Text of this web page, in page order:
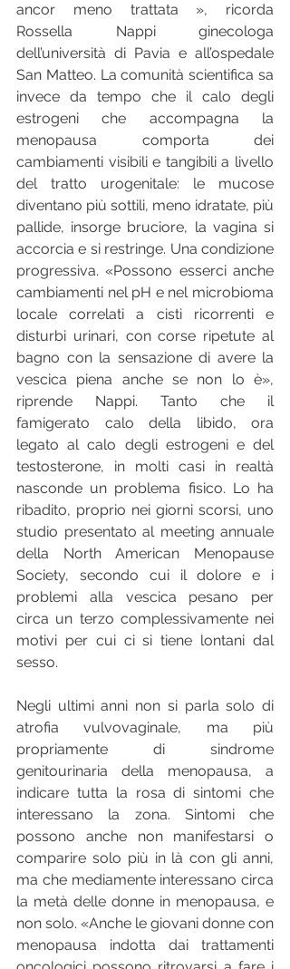
ancor meno trattata », ricorda
Rossella Nappi ginecologa
dell’università di Pavia e all’ospedale
San Matteo. La comunità scientifica sa
invece da tempo che il calo degli
estrogeni che accompagna la
menopausa comporta dei
cambiamenti visibili e tangibili a livello
del tratto urogenitale: le mucose
diventano più sottili, meno idratate, più
pallide, insorge bruciore, la vagina si
accorcia e si restringe. Una condizione
progressiva. «Possono esserci anche
cambiamenti nel pH e nel microbioma
locale correlati a cisti ricorrenti e
disturbi urinari, con corse ripetute al
bagno con la sensazione di avere la
vescica piena anche se non lo è»,
riprende Nappi. Tanto che il
famigerato calo della libido, ora
legato al calo degli estrogeni e del
testosterone, in molti casi in realtà
nasconde un problema fisico. Lo ha
ribadito, proprio nei giorni scorsi, uno
studio presentato al meeting annuale
della North American Menopause
Society, secondo cui il dolore e i
problemi alla vescica pesano per
circa un terzo complessivamente nei
motivi per cui ci si tiene lontani dal
sesso.
Negli ultimi anni non si parla solo di
atrofia vulvovaginale, ma più
propriamente di sindrome
genitourinaria della menopausa, a
indicare tutta la rosa di sintomi che
interessano la zona. Sintomi che
possono anche non manifestarsi o
comparire solo più in là con gli anni,
ma che mediamente interessano circa
la metà delle donne in menopausa, e
non solo. «Anche le giovani donne con
menopausa indotta dai trattamenti